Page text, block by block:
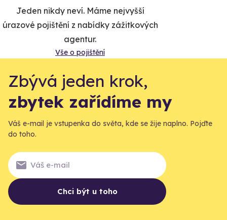
Jeden nikdy neví. Máme nejvyšší
úrazové pojištění z nabídky zážitkových
agentur.
Vše o pojištění
Zbývá jeden krok,
zbytek zařídíme my
Váš e-mail je vstupenka do světa, kde se žije naplno. Pojďte
do toho.
Chci být u toho